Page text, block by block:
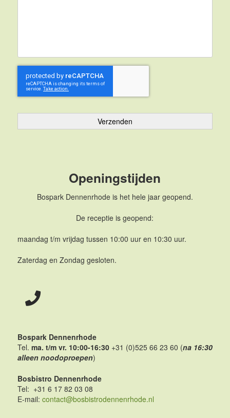
CAPTCHA
Openingstijden
Bospark Dennenrhode is het hele jaar geopend.
De receptie is geopend:
maandag t/m vrijdag tussen 10:00 uur en 10:30 uur.
Zaterdag en Zondag gesloten.
Bospark Dennenrhode
Tel. ma. t/m vr. 10:00-16:30+31 (0)525 66 23 60 (na 16:30
alleen noodoproepen)
Bosbistro Dennenrhode
Tel: +31 6 17 82 03 08
E-mail: contact@bosbistrodennenrhode.nl